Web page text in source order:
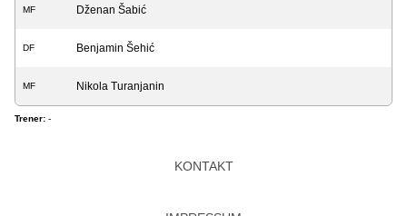
MF Dženan Šabić
DF Benjamin Šehić
MF Nikola Turanjanin
Trener: -
KONTAKT